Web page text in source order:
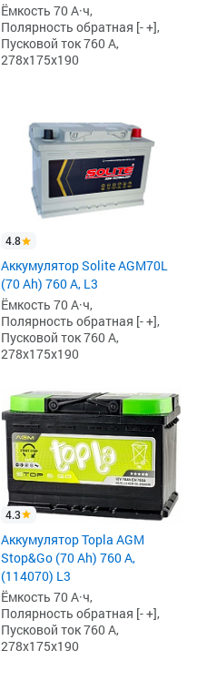
Ёмкость 70 А·ч,
Полярность обратная [- +],
Пусковой ток 760 А,
278x175x190
4.8
Аккумулятор Solite AGM70L
(70 Ah) 760 А, L3
Ёмкость 70 А·ч,
Полярность обратная [- +],
Пусковой ток 760 А,
278x175x190
4.3
Аккумулятор Topla AGM
Stop&Go (70 Ah) 760 А,
(114070) L3
Ёмкость 70 А·ч,
Полярность обратная [- +],
Пусковой ток 760 А,
278x175x190